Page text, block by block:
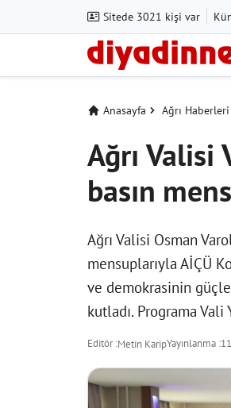
Sitede 3021 kişi var
Anasayfa Ağrı Haberleri
Ağrı Valisi
basın
Ağrı Valisi Osman
mensuplarıyla AİÇÜ
ve demokrasinin
kutladı. Programa Vali
Editör :Metin KaripYayınlanma :